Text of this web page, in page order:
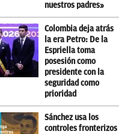
nuestros padres»
Colombia deja atrás
la era Petro: De la
Espriella toma
posesión como
presidente con la
seguridad como
prioridad
Sánchez usa los
controles fronterizos